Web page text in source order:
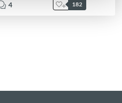
4 182